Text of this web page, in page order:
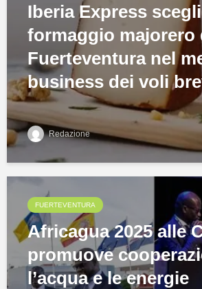
Iberia Express
formaggio majorero
Fuerteventura nel
business dei voli
Redazione
FUERTEVENTURA
Africagua 2025 alle
promuove
l’acqua e le energie